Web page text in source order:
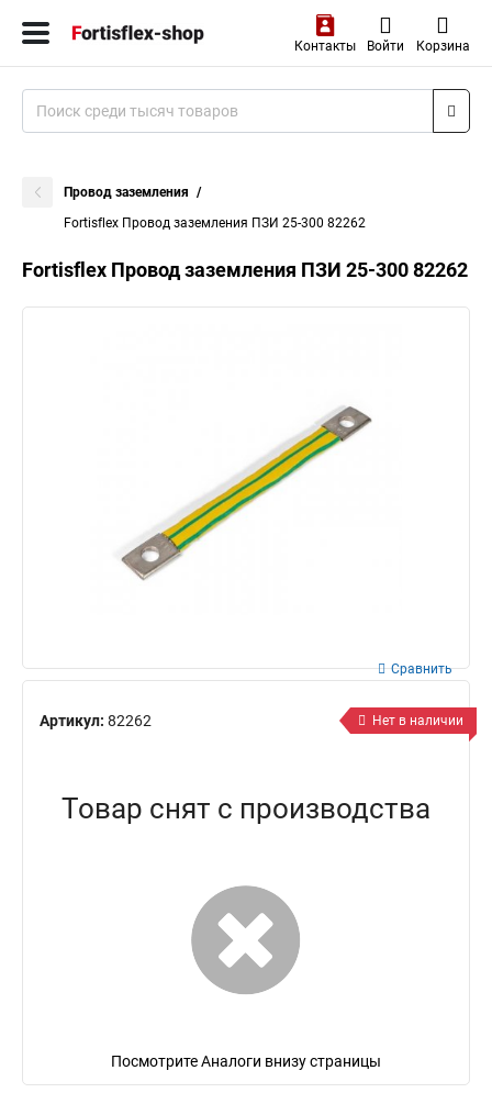
Контакты Войти Корзина
Провод заземления
Fortisflex Провод заземления ПЗИ 25-300 82262
Fortisflex Провод заземления ПЗИ 25-300 82262
Артикул: 82262
Сравнить
Нет в наличии
Товар снят с производства
Посмотрите Аналоги внизу страницы